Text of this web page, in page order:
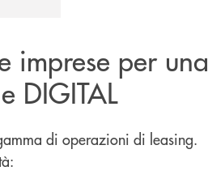
imprese per una
DIGITAL
di operazioni di leasing.